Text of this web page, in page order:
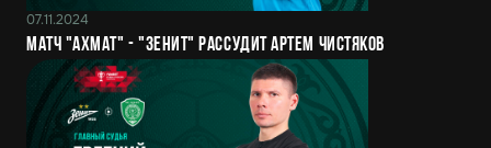
07.11.2024
Матч "Ахмат" - "Зенит" рассудит Артем Чистяков